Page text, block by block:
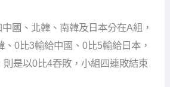
國、北韓、南韓及日本分在A組，
、0比3輸給中國、0比5輸給日本，
則是以0比4吞敗，小組四連敗結束